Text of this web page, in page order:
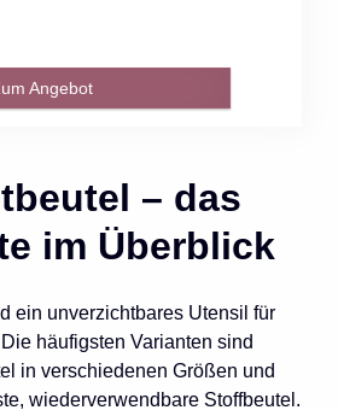
Angebot
– das
im Überblick
ein unverzichtbares Utensil für
häufigsten Varianten sind
in verschiedenen Größen und
wiederverwendbare Stoffbeutel.